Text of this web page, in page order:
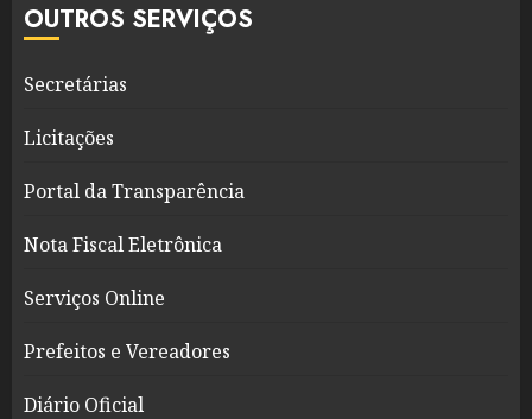
OUTROS SERVIÇOS
Secretárias
Licitações
Portal da Transparência
Nota Fiscal Eletrônica
Serviços Online
Prefeitos e Vereadores
Diário Oficial